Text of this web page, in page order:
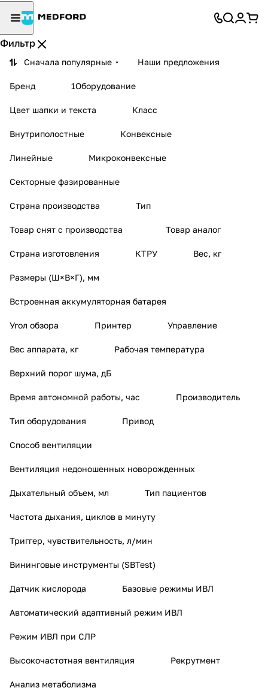
Фильтр
Сначала популярные Наши предложения
Бренд 1Оборудование
Цвет шапки и текста Класс
Внутриполостные Конвексные
Линейные Микроконвексные
Секторные фазированные
Страна производства Тип
Товар снят с производства Товар аналог
Страна изготовления КТРУ Вес, кг
Размеры (Ш×В×Г), мм
Встроенная аккумуляторная батарея
Угол обзора Принтер Управление
Вес аппарата, кг Рабочая температура
Верхний порог шума, дБ
Время автономной работы, час Производитель
Тип оборудования Привод
Способ вентиляции
Вентиляция недоношенных новорожденных
Дыхательный объем, мл Тип пациентов
Частота дыхания, циклов в минуту
Триггер, чувствительность, л/мин
Вининговые инструменты (SBTest)
Датчик кислорода Базовые режимы ИВЛ
Автоматический адаптивный режим ИВЛ
Режим ИВЛ при СЛР
Высокочастотная вентиляция Рекрутмент
Анализ метаболизма